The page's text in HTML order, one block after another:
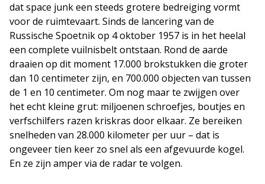
dat space junk een steeds grotere bedreiging vormt
voor de ruimtevaart. Sinds de lancering van de
Russische Spoetnik op 4 oktober 1957 is in het heelal
een complete vuilnisbelt ontstaan. Rond de aarde
draaien op dit moment 17.000 brokstukken die groter
dan 10 centimeter zijn, en 700.000 objecten van tussen
de 1 en 10 centimeter. Om nog maar te zwijgen over
het echt kleine grut: miljoenen schroefjes, boutjes en
verfschilfers razen kriskras door elkaar. Ze bereiken
snelheden van 28.000 kilometer per uur – dat is
ongeveer tien keer zo snel als een afgevuurde kogel.
En ze zijn amper via de radar te volgen.